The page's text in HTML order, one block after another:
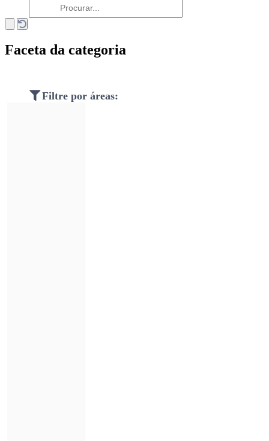
Faceta da categoria
Filtre por áreas: